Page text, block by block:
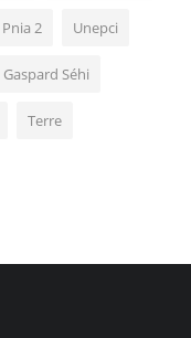
Pnia 2 Unepci
Gaspard Séhi
Terre